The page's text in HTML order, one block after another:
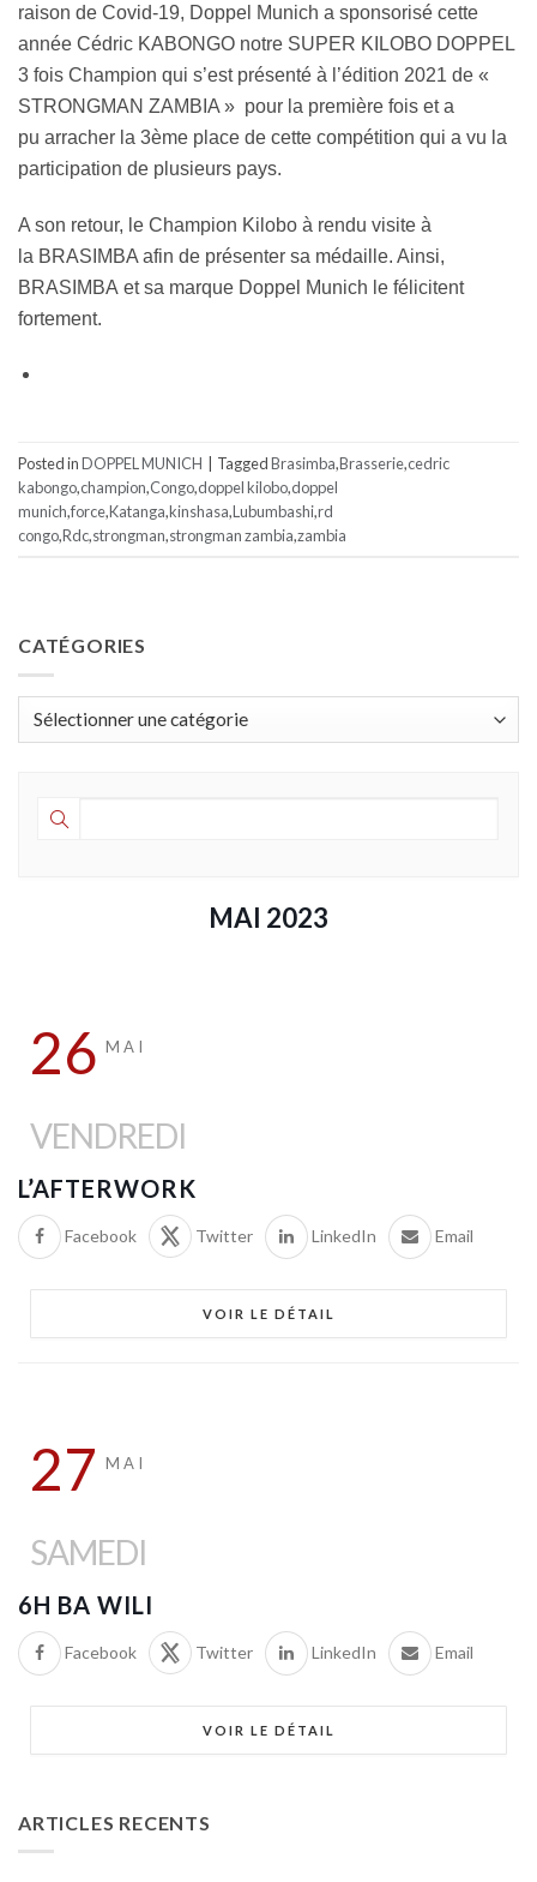
raison de Covid-19, Doppel Munich a sponsorisé cette
année Cédric KABONGO notre SUPER KILOBO DOPPEL
3 fois Champion qui s’est présenté à l’édition 2021 de «
STRONGMAN ZAMBIA » pour la première fois et a
pu arracher la 3ème place de cette compétition qui a vu la
participation de plusieurs pays.
A son retour, le Champion Kilobo à rendu visite à
la BRASIMBA afin de présenter sa médaille. Ainsi,
BRASIMBA et sa marque Doppel Munich le félicitent
fortement.
Posted inDOPPEL MUNICH TaggedBrasimba,Brasserie,cedric
kabongo,champion,Congo,doppel kilobo,doppel
munich,force,Katanga,kinshasa,Lubumbashi,rd
congo,Rdc,strongman,strongman zambia,zambia
CATÉGORIES
Catégories
MAI 2023
26 MAI
VENDREDI
L’AFTERWORK
Facebook Twitter LinkedIn Email
VOIR LE DÉTAIL
27 MAI
SAMEDI
6H BA WILI
Facebook Twitter LinkedIn Email
VOIR LE DÉTAIL
ARTICLES RECENTS